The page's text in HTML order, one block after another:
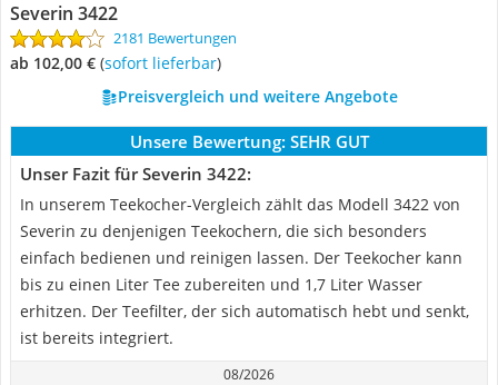
Severin 3422
2181 Bewertungen
ab 102,00 € ( Sofort lieferbar)
Preisvergleich und weitere Angebote
Unsere Bewertung: SEHR GUT
Unser Fazit für Severin 3422:
In unserem Teekocher-Vergleich zählt das Modell 3422 von
Severin zu denjenigen Teekochern, die sich besonders
einfach bedienen und reinigen lassen. Der Teekocher kann
bis zu einen Liter Tee zubereiten und 1,7 Liter Wasser
erhitzen. Der Teefilter, der sich automatisch hebt und senkt,
ist bereits integriert.
08/2026